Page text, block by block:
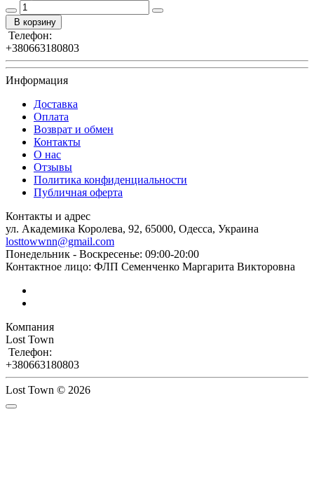
В корзину
Телефон:
+380663180803
Информация
Доставка
Оплата
Возврат и обмен
Контакты
О нас
Отзывы
Политика конфиденциальности
Публичная оферта
Контакты и адрес
ул. Академика Королева, 92, 65000, Одесса, Украина
losttowwnn@gmail.com
Понедельник - Воскресенье: 09:00-20:00
Контактное лицо: ФЛП Семенченко Маргарита Викторовна
Компания
Lost Town
Телефон:
+380663180803
Lost Town © 2026